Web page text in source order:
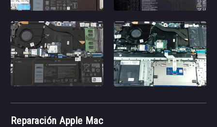
Reparación Apple Mac